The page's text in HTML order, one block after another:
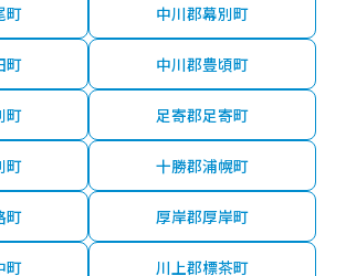
町 中川郡幕別町
町 中川郡豊頃町
町 足寄郡足寄町
町 十勝郡浦幌町
町 厚岸郡厚岸町
町 川上郡標茶町